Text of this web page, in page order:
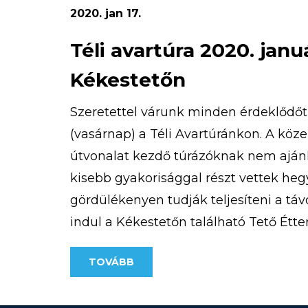
2020. jan 17.
Téli avartúra 2020.
Kékestetőn
Szeretettel várunk minden érdeklődőt
(vasárnap) a Téli Avartúránkon. A
útvonalat kezdő túrázóknak nem
kisebb gyakorisággal részt vettek
gördülékenyen tudják teljesíteni a
indul a Kékestetőn található Tető
500 Ft/fő A pontos útvonal az alábbi […]
TOVÁBB